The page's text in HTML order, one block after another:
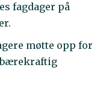
fagdager på
møtte opp for